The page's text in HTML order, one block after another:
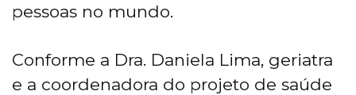
pessoas no mundo.
Conforme a Dra. Daniela Lima, geriatra
e a coordenadora do projeto de saúde